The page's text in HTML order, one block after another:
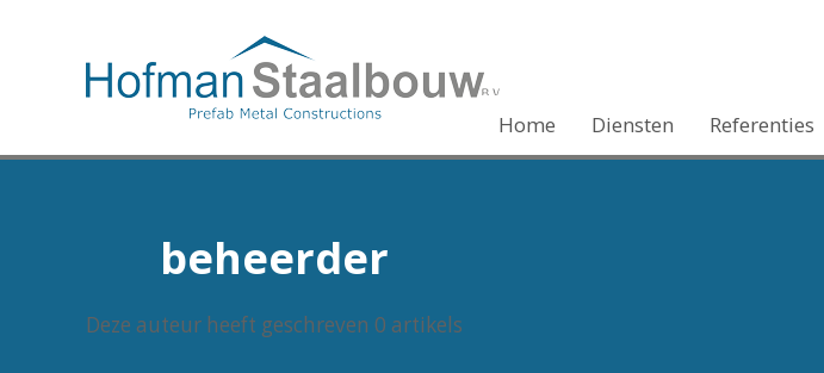
Home Diensten Referenties
beheerder
Deze auteur heeft geschreven 0 artikels